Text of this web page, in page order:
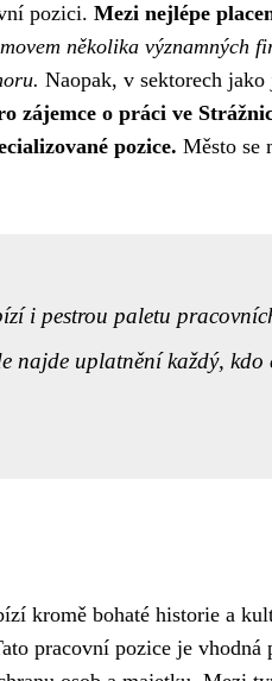
pozici. Mezi nejlépe
několika významných
Naopak, v sektorech
zájemce o práci ve
pozice. Město se
i pestrou paletu
najde uplatnění každý, kdo
kromě bohaté historie a
pracovní pozice je